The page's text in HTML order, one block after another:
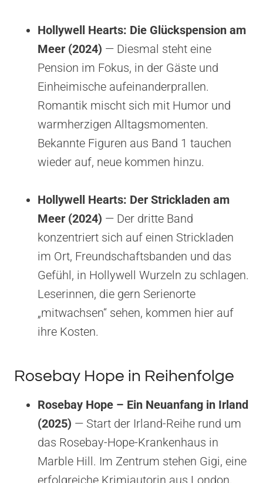
Hollywell Hearts: Die Glückspension am
Meer (2024) — Diesmal steht eine
Pension im Fokus, in der Gäste und
Einheimische aufeinanderprallen.
Romantik mischt sich mit Humor und
warmherzigen Alltagsmomenten.
Bekannte Figuren aus Band 1 tauchen
wieder auf, neue kommen hinzu.
Hollywell Hearts: Der Strickladen am
Meer (2024) — Der dritte Band
konzentriert sich auf einen Strickladen
im Ort, Freundschaftsbanden und das
Gefühl, in Hollywell Wurzeln zu schlagen.
Leserinnen, die gern Serienorte
„mitwachsen“ sehen, kommen hier auf
ihre Kosten.
Rosebay Hope in Reihenfolge
Rosebay Hope – Ein Neuanfang in Irland
(2025) — Start der Irland-Reihe rund um
das Rosebay-Hope-Krankenhaus in
Marble Hill. Im Zentrum stehen Gigi, eine
erfolgreiche Krimiautorin aus London,